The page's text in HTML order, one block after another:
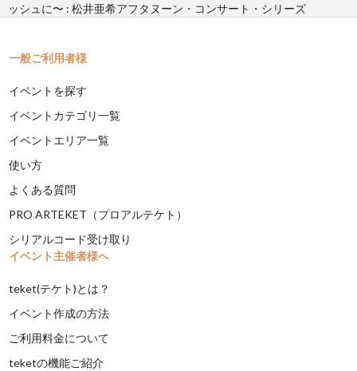
ッシュに〜 : 松井亜希アフタヌーン・コンサート・シリーズ
一般ご利用者様
イベントを探す
イベントカテゴリ一覧
イベントエリア一覧
使い方
よくある質問
PRO ARTEKET（プロアルテケト）
シリアルコード受け取り
イベント主催者様へ
teket(テケト)とは？
イベント作成の方法
ご利用料金について
teketの機能ご紹介